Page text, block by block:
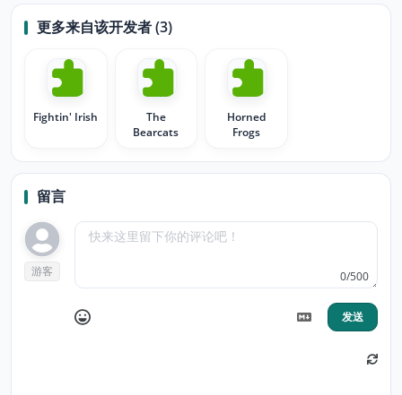
更多来自该开发者 (3)
Fightin' Irish
The
Bearcats
Horned
Frogs
留言
游客 0/500
发送